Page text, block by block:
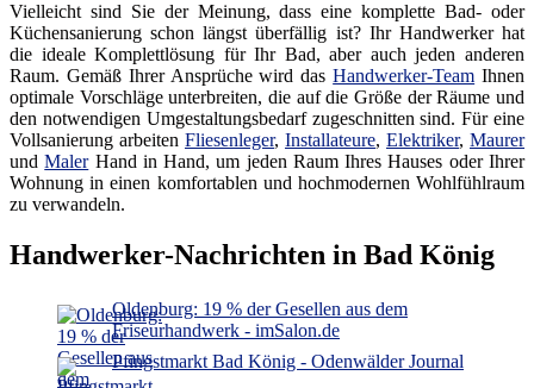
Vielleicht sind Sie der Meinung, dass eine komplette Bad- oder
Küchensanierung schon längst überfällig ist? Ihr Handwerker hat
die ideale Komplettlösung für Ihr Bad, aber auch jeden anderen
Raum. Gemäß Ihrer Ansprüche wird dasHandwerker-Team Ihnen
optimale Vorschläge unterbreiten, die auf die Größe der Räume und
den notwendigen Umgestaltungsbedarf zugeschnitten sind. Für eine
Vollsanierung arbeiten Fliesenleger, Installateure, Elektriker, Maurer
undMalerHand in Hand, um jeden Raum Ihres Hauses oder Ihrer
Wohnung in einen komfortablen und hochmodernen Wohlfühlraum
zu verwandeln.
Handwerker-Nachrichten in Bad König
Oldenburg: 19 % der Gesellen aus dem
Friseurhandwerk - imSalon.de
Pfingstmarkt Bad König - Odenwälder Journal